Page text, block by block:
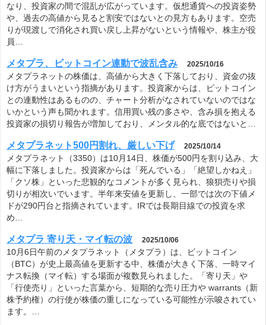
なり、投資家の間で混乱が広がっています。仮想通貨への投資姿勢
や、過去の高値から見ると割安ではないとの見方もあります。空売
りが現渡しで消化され買い戻し上昇がないという情報や、株主が役
員…
メタプラ、ビットコイン連動で波乱含み 2025/10/16
メタプラネットの株価は、高値から大きく下落しており、資金の抜
け方がうまいという指摘があります。投資家からは、ビットコイン
との連動性はあるものの、チャート分析がなされていないのではな
いかという声も聞かれます。信用買い残の多さや、含み損を抱える
投資家の損切り報告が増加しており、メンタル的な底ではないと…
メタプラネット500円割れ、厳しい下げ 2025/10/14
メタプラネット（3350）は10月14日、株価が500円を割り込み、大
幅に下落しました。投資家からは「死んでいる」「絶望しかねえ」
「クソ株」といった悲観的なコメントが多く見られ、狼狽売りや損
切りが相次いでいます。半年来安値を更新し、一部では次の下値メ
ドが290円台と指摘されています。IRでは長期目線での投資を求
め…
メタプラ 寄り天・マイ転の波 2025/10/06
10月6日午前のメタプラネット（メタプラ）は、ビットコイン
（BTC）が史上最高値を更新する中、株価が大きく下落、一時マイ
ナス転換（マイ転）する場面が複数見られました。「寄り天」や
「行使売り」といった言葉から、短期的な売り圧力や warrants（新
株予約権）の行使が株価の重しになっている可能性が示唆されてい
ます。…